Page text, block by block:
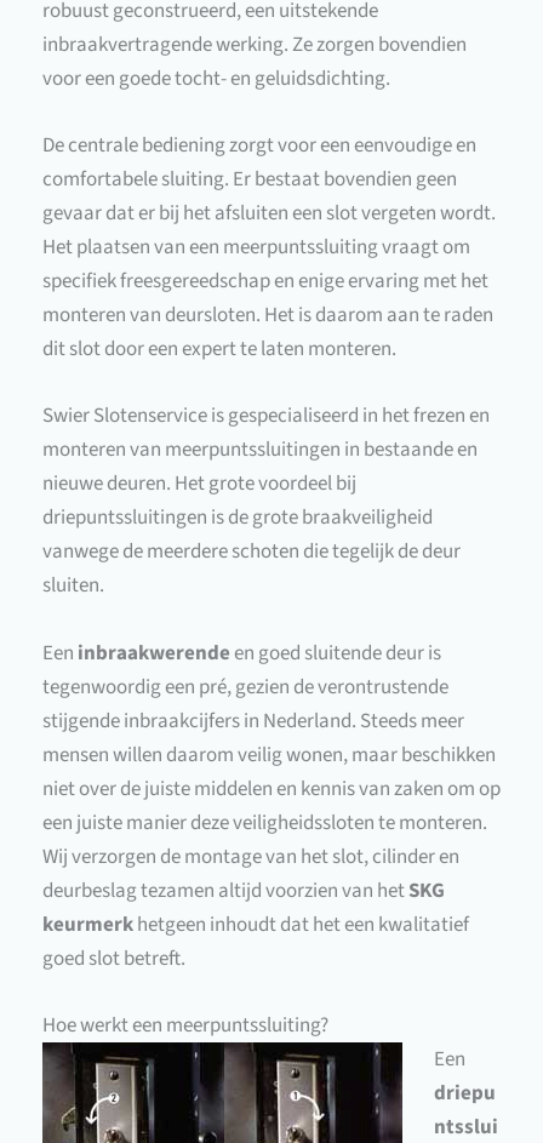
robuust geconstrueerd, een uitstekende
inbraakvertragende werking. Ze zorgen bovendien
voor een goede tocht- en geluidsdichting.
De centrale bediening zorgt voor een eenvoudige en
comfortabele sluiting. Er bestaat bovendien geen
gevaar dat er bij het afsluiten een slot vergeten wordt.
Het plaatsen van een meerpuntssluiting vraagt om
specifiek freesgereedschap en enige ervaring met het
monteren van deursloten. Het is daarom aan te raden
dit slot door een expert te laten monteren.
Swier Slotenservice is gespecialiseerd in het frezen en
monteren van meerpuntssluitingen in bestaande en
nieuwe deuren. Het grote voordeel bij
driepuntssluitingen is de grote braakveiligheid
vanwege de meerdere schoten die tegelijk de deur
sluiten.
Een inbraakwerendeen goed sluitende deur is
tegenwoordig een pré, gezien de verontrustende
stijgende inbraakcijfers in Nederland. Steeds meer
mensen willen daarom veilig wonen, maar beschikken
niet over de juiste middelen en kennis van zaken om op
een juiste manier deze veiligheidssloten te monteren.
Wij verzorgen de montage van het slot, cilinder en
deurbeslag tezamen altijd voorzien van hetSKG
keurmerkhetgeen inhoudt dat het een kwalitatief
goed slot betreft.
Hoe werkt een meerpuntssluiting?
Een
driepu
ntsslui